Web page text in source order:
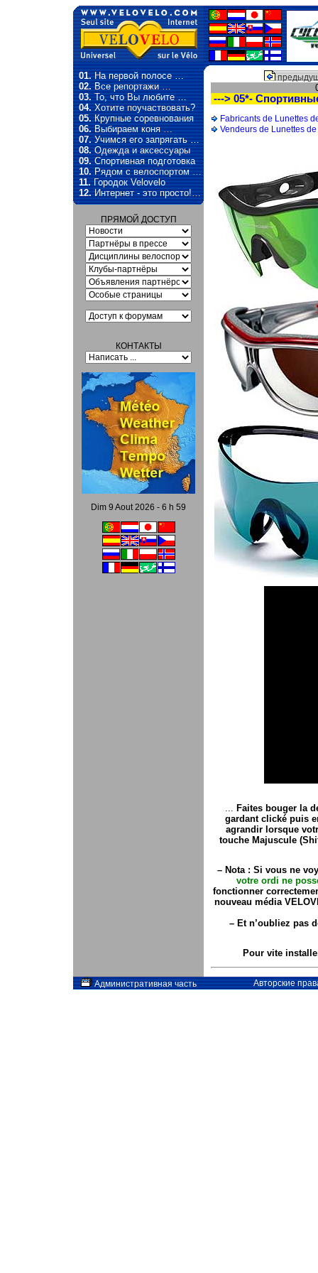
01.На первой полосе …
02.Все репортажи …
03.То, что Вы любите …
04.Хотите поучаствовать?
05.Крупные соревнования
06.Выбираем коня …
07.Учимся его запрягать …
08.Одежда и аксессуары
09.Спортивная подготовка
10.Рядом с велоспортом …
11.Городок Velovelo
12.Интернет - это просто!…
ПРЯМОЙ ДОСТУП
КОНТАКТЫ
Dim 9 Aout 2026 - 6 h 59
---> 05*-
Fabricants de Lunettes
Vendeurs de Lunettes
Faites bouger la
gardant clické puis
agrandirlorsque
touche Majuscule
– Nota : Si vous ne
votre ordi ne
fonctionner
nouveau média
– Et n’oubliez pas
Pourvite
Административная часть Авторские